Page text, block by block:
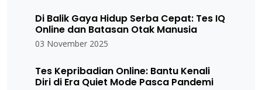
Di Balik Gaya Hidup Serba Cepat: Tes IQ
Online dan Batasan Otak Manusia
03 November 2025
Tes Kepribadian Online: Bantu Kenali
Diri di Era Quiet Mode Pasca Pandemi